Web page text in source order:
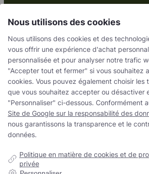
Ensemble, nous
des solutions
fructueuses
Contactez nous
Contactez nous
Nous utilisons des cookies
Nous utilisons des cookies et des
vous offrir une expérience d'achat
personnalisée et pour analyser notre trafic
"Accepter tout et fermer" si vous souhaitez
cookies. Vous pouvez également choisir les
que vous souhaitez accepter ou désactiver
"Personnaliser" ci-dessous. Conformément
Site de Google sur la responsabilité des
nous garantissons la transparence et le
données.
Politique en matière de cookies et de
privée